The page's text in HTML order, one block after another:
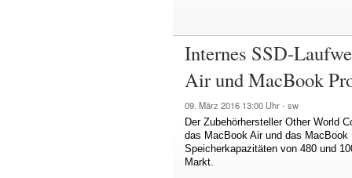
Internes SSD-
Air und MacBook
09. März 2016 13:00 Uhr - sw
Der Zubehörhersteller Other World
das MacBook Air und das
Speicherkapazitäten von 480 und
Markt.